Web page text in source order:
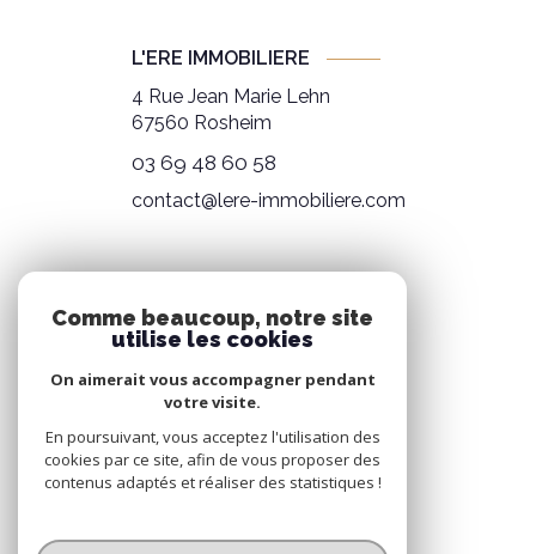
L'ERE IMMOBILIERE
4 Rue Jean Marie Lehn
67560 Rosheim
03 69 48 60 58
contact@lere-immobiliere.com
NOUS SUIVRE
© 2026 | Tous droits réservés
Comme beaucoup, notre site
utilise les cookies
On aimerait vous accompagner pendant
votre visite.
En poursuivant, vous acceptez l'utilisation des
cookies par ce site, afin de vous proposer des
contenus adaptés et réaliser des statistiques !